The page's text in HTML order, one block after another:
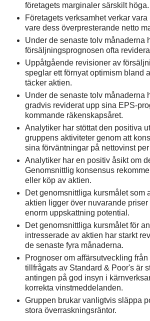
företagets marginaler särskilt höga.
Företagets verksamhet verkar
vare dess överpresterande netto
Under de senaste tolv månaderna
försäljningsprognosen ofta
Uppåtgående revisioner av
speglar ett förnyat optimism bland
täcker aktien.
Under de senaste tolv månaderna
gradvis reviderat upp sina EPS-
kommande räkenskapsåret.
Analytiker har stöttat den positiva
gruppens aktiviteter genom att
sina förväntningar på nettovinst
Analytiker har en positiv åsikt om
Genomsnittlig konsensus
eller köp av aktien.
Det genomsnittliga kursmålet som
aktien ligger över nuvarande
enorm uppskattning potential.
Det genomsnittliga kursmålet för
intresserade av aktien har starkt
de senaste fyra månaderna.
Prognoser om affärsutveckling
tillfrågats av Standard & Poor's är
antingen på god insyn i
korrekta vinstmeddelanden.
Gruppen brukar vanligtvis släppa
stora överraskningsräntor.